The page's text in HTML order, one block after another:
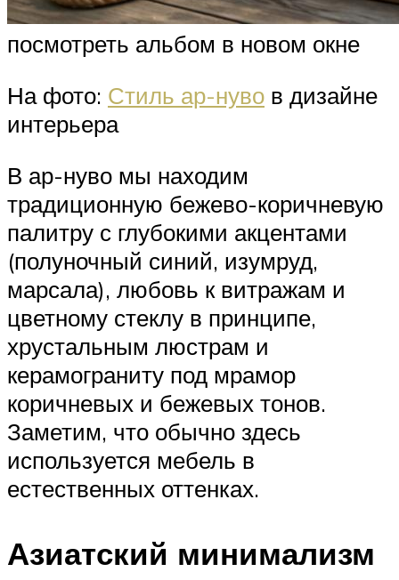
посмотреть альбом в новом окне
На фото: Стиль ар-нуво в дизайне
интерьера
В ар-нуво мы находим
традиционную бежево-коричневую
палитру с глубокими акцентами
(полуночный синий, изумруд,
марсала), любовь к витражам и
цветному стеклу в принципе,
хрустальным люстрам и
керамограниту под мрамор
коричневых и бежевых тонов.
Заметим, что обычно здесь
используется мебель в
естественных оттенках.
Азиатский минимализм